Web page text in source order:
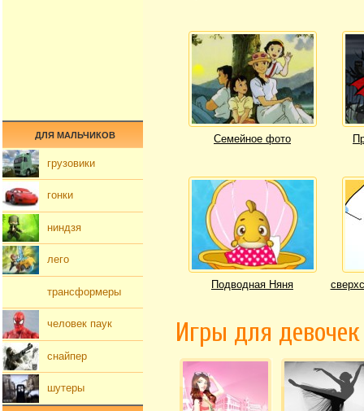
Семейное фото
Подводная Няня
Игры для девочек
ДЛЯ МАЛЬЧИКОВ
грузовики
гонки
ниндзя
лего
трансформеры
человек паук
снайпер
шутеры